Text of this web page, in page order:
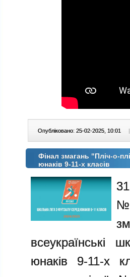
Опубліковано: 25-02-2025, 10:01 |
Фінал змагань "Пліч-о-
юнаків 9-11-х класів
всеукраїнські
юнаків 9-11-х